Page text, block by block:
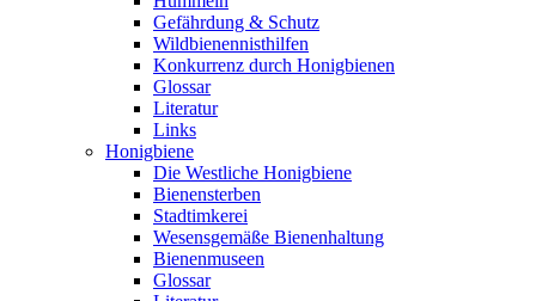
Gefährdung & Schutz
Wildbienennisthilfen
Konkurrenz durch Honigbienen
Glossar
Literatur
Links
Honigbiene
Die Westliche Honigbiene
Bienensterben
Stadtimkerei
Wesensgemäße Bienenhaltung
Bienenmuseen
Glossar